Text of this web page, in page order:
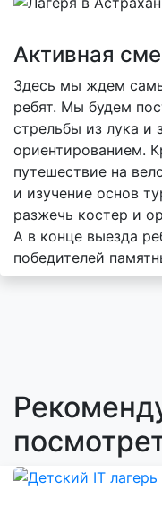
Активная
Здесь мы ждем
ребят. Мы будем
стрельбы из лука и
ориентированием.
путешествие на
и изучение основ
разжечь костер и
А в конце выезда
победителей